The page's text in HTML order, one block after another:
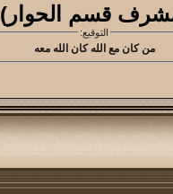
قسم الحوار)
التوقيع:
من كان مع الله كان الله معه